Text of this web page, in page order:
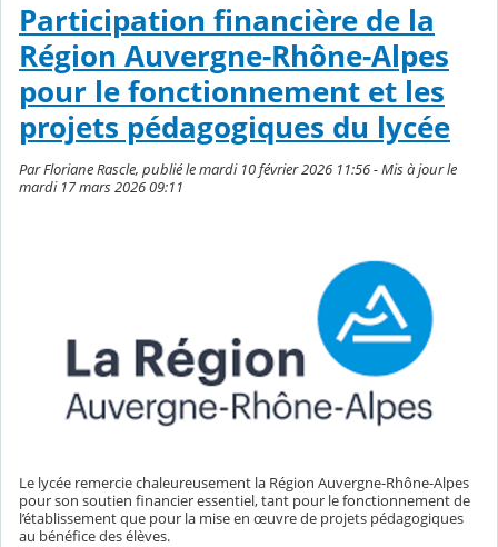
Participation financière de la
Région Auvergne-Rhône-Alpes
pour le fonctionnement et les
projets pédagogiques du lycée
Par Floriane Rascle, publié le mardi 10 février 2026 11:56 - Mis à jour le
mardi 17 mars 2026 09:11
Le lycée remercie chaleureusement la Région Auvergne-Rhône-Alpes
pour son soutien financier essentiel, tant pour le fonctionnement de
l’établissement que pour la mise en œuvre de projets pédagogiques
au bénéfice des élèves.